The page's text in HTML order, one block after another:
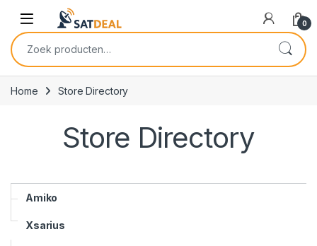
Skip to navigation
Skip to content
0
Zoeken naar:
Home Store Directory
Store Directory
Amiko
Xsarius